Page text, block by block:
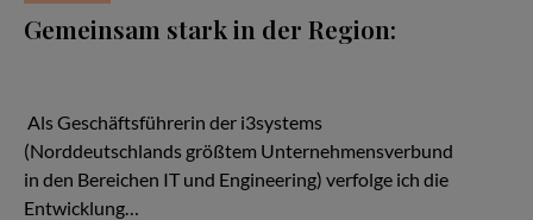
Gemeinsam stark in der Region:
Als Geschäftsführerin der i3systems
(Norddeutschlands größtem Unternehmensverbund
in den Bereichen IT und Engineering) verfolge ich die
Entwicklung…